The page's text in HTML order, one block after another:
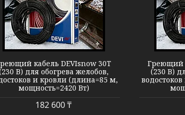
кабель DEVIsnow 30T
В) для обогрева желобов,
и кровли (длина=85 м,
мощность=2420 Вт)
182 600 ₸
Кабель DEVIsnow 30T
Греющий
(230 В)